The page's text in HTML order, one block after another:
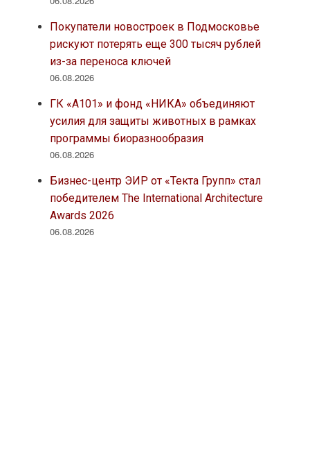
Покупатели новостроек в Подмосковье
рискуют потерять еще 300 тысяч рублей
из-за переноса ключей
06.08.2026
ГК «А101» и фонд «НИКА» объединяют
усилия для защиты животных в рамках
программы биоразнообразия
06.08.2026
Бизнес-центр ЭИР от «Текта Групп» стал
победителем The International Architecture
Awards 2026
06.08.2026